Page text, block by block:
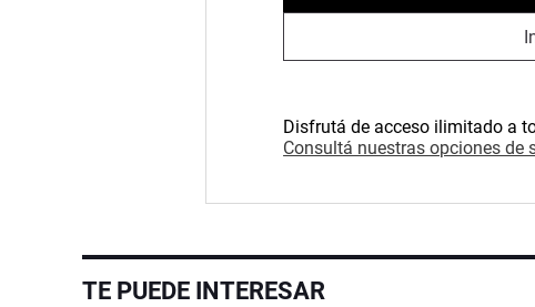
Disfrutá de acceso ilimitado a
Consultá nuestras opciones de
TE PUEDE INTERESAR